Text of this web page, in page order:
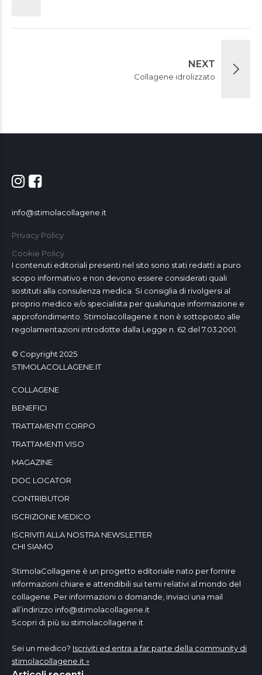
NEXT
Collagene idrolizzato
info@stimolacollagene.it
Privacy Policy
Cookie Policy
I contenuti editoriali presenti nel sito sono stati redatti a puro
scopo informativo e non devono essere considerati quali
sostituti alla consulenza medica. Si consiglia di rivolgersi al
proprio medico e/o specialista per qualunque informazione e
approfondimento. Stimolacollagene.it non è sottoposto alle
regolamentazioni introdotte dalla Legge n. 62 del 7.03.2001.
© Copyright 2025
STIMOLACOLLAGENE.IT
COLLAGENE
BENEFICI
TRATTAMENTI CORPO
TRATTAMENTI VISO
MAGAZINE
DOC LOCATOR
CONTRIBUTOR
ISCRIZIONE MEDICO
ISCRIVITI ALLA NOSTRA NEWSLETTER
CHI SIAMO
StimolaCollagene è un progetto editoriale nato per fornire
informazioni chiare e attendibili sui temi relativi al mondo del
collagene. Per informazioni o domande, inviaci una mail
all’indirizzo info@stimolacollagene.it
Scopri di più su stimolacollagene.it
Sei un medico? Iscriviti ed entra a far parte della community di
stimolacollagene.it »